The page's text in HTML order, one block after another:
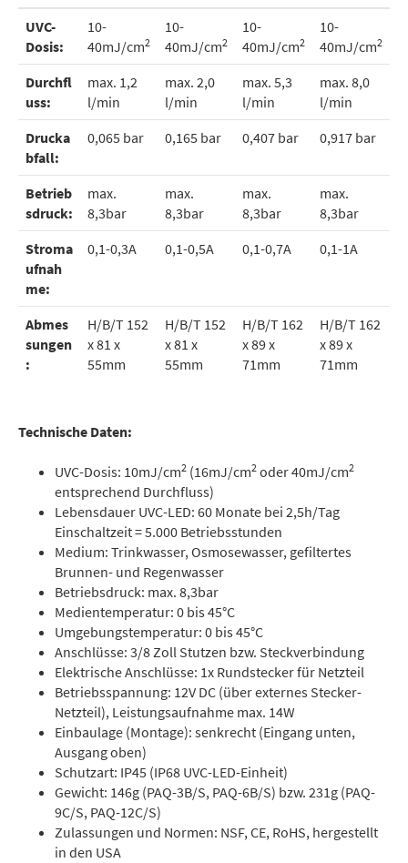
UVC-
Dosis:
10-
40mJ/cm2
10-
40mJ/cm2
10-
40mJ/cm2
10-
40mJ/cm2
Durchfl
uss:
max. 1,2
l/min
max. 2,0
l/min
max. 5,3
l/min
max. 8,0
l/min
Drucka
bfall:
0,065 bar 0,165 bar 0,407 bar 0,917 bar
Betrieb
sdruck:
max.
8,3bar
max.
8,3bar
max.
8,3bar
max.
8,3bar
Stroma
ufnah
me:
0,1-0,3A 0,1-0,5A 0,1-0,7A 0,1-1A
Abmes
sungen
:
H/B/T 152
x 81 x
55mm
H/B/T 152
x 81 x
55mm
H/B/T 162
x 89 x
71mm
H/B/T 162
x 89 x
71mm
Technische Daten:
UVC-Dosis: 10mJ/cm2 (16mJ/cm2 oder 40mJ/cm2
entsprechend Durchfluss)
Lebensdauer UVC-LED: 60 Monate bei 2,5h/Tag
Einschaltzeit = 5.000 Betriebsstunden
Medium: Trinkwasser, Osmosewasser, gefiltertes
Brunnen- und Regenwasser
Betriebsdruck: max. 8,3bar
Medientemperatur: 0 bis 45°C
Umgebungstemperatur: 0 bis 45°C
Anschlüsse: 3/8 Zoll Stutzen bzw. Steckverbindung
Elektrische Anschlüsse: 1x Rundstecker für Netzteil
Betriebsspannung: 12V DC (über externes Stecker-
Netzteil), Leistungsaufnahme max. 14W
Einbaulage (Montage): senkrecht (Eingang unten,
Ausgang oben)
Schutzart: IP45 (IP68 UVC-LED-Einheit)
Gewicht: 146g (PAQ-3B/S, PAQ-6B/S) bzw. 231g (PAQ-
9C/S, PAQ-12C/S)
Zulassungen und Normen: NSF, CE, RoHS, hergestellt
in den USA